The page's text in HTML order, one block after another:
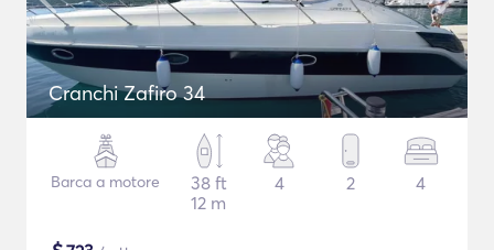
Cranchi Zafiro 34
Barca a motore
38 ft
12 m
4 2 4